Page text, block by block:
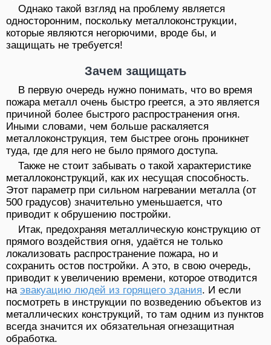
Однако такой взгляд на проблему является
односторонним, поскольку металлоконструкции,
которые являются негорючими, вроде бы, и
защищать не требуется!
Зачем защищать
В первую очередь нужно понимать, что во время
пожара металл очень быстро греется, а это является
причиной более быстрого распространения огня.
Иными словами, чем больше раскаляется
металлоконструкция, тем быстрее огонь проникнет
туда, где для него не было прямого доступа.
Также не стоит забывать о такой характеристике
металлоконструкций, как их несущая способность.
Этот параметр при сильном нагревании металла (от
500 градусов) значительно уменьшается, что
приводит к обрушению постройки.
Итак, предохраняя металлическую конструкцию от
прямого воздействия огня, удаётся не только
локализовать распространение пожара, но и
сохранить остов постройки. А это, в свою очередь,
приводит к увеличению времени, которое отводится
на эвакуацию людей из горящего здания. И если
посмотреть в инструкции по возведению объектов из
металлических конструкций, то там одним из пунктов
всегда значится их обязательная огнезащитная
обработка.